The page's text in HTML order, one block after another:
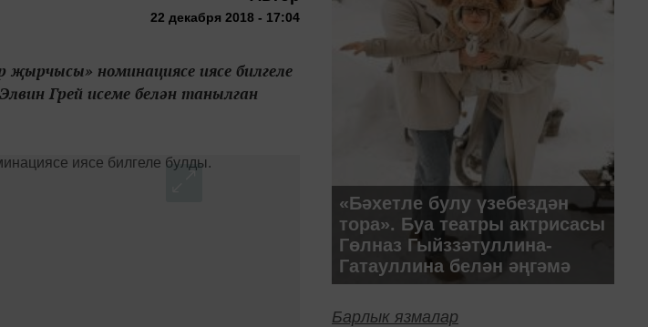
22 декабря 2018 - 17:04
номинациясе иясе билгеле
Грей исеме белән танылган
«Бәхетле булу үзебездән
тора». Буа театры актрисасы
Гөлназ Гыйззәтуллина-
Гатауллина белән әңгәмә
Барлык язмалар